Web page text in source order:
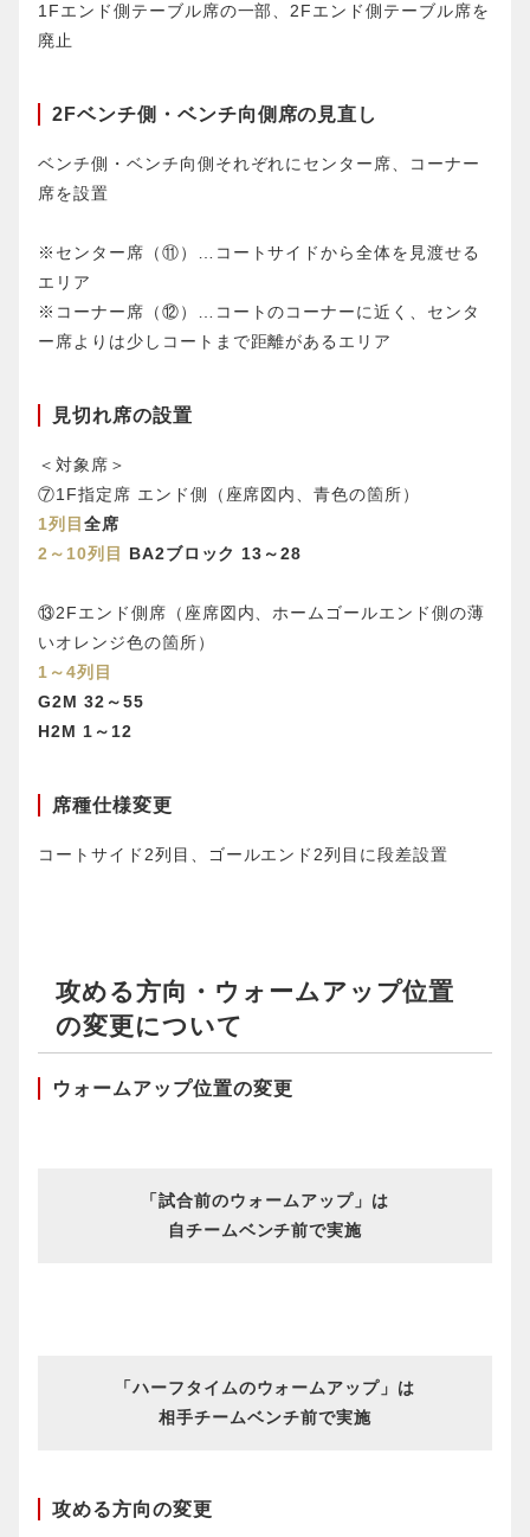
1Fエンド側テーブル席の一部、2Fエンド側テーブル席を
廃止
2Fベンチ側・ベンチ向側席の見直し
ベンチ側・ベンチ向側それぞれにセンター席、コーナー
席を設置
※センター席（⑪）…コートサイドから全体を見渡せる
エリア
※コーナー席（⑫）…コートのコーナーに近く、センタ
ー席よりは少しコートまで距離があるエリア
見切れ席の設置
＜対象席＞
⑦1F指定席 エンド側（座席図内、青色の箇所）
1列目 全席
2～10列目
BA2ブロック 13～28
⑬2Fエンド側席（座席図内、ホームゴールエンド側の薄
いオレンジ色の箇所）
1～4列目
G2M 32～55
H2M 1～12
席種仕様変更
コートサイド2列目、ゴールエンド2列目に段差設置
攻める方向・ウォームアップ位置
の変更について
ウォームアップ位置の変更
「試合前のウォームアップ」は
自チームベンチ前で実施
「ハーフタイムのウォームアップ」は
相手チームベンチ前で実施
攻める方向の変更